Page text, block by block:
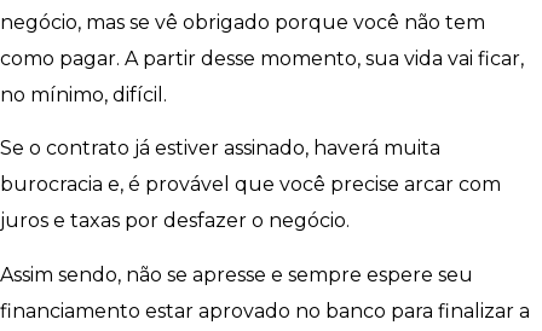
negócio, mas se vê obrigado porque você não tem
como pagar. A partir desse momento, sua vida vai ficar,
no mínimo, difícil.
Se o contrato já estiver assinado, haverá muita
burocracia e, é provável que você precise arcar com
juros e taxas por desfazer o negócio.
Assim sendo, não se apresse e sempre espere seu
financiamento estar aprovado no banco para finalizar a